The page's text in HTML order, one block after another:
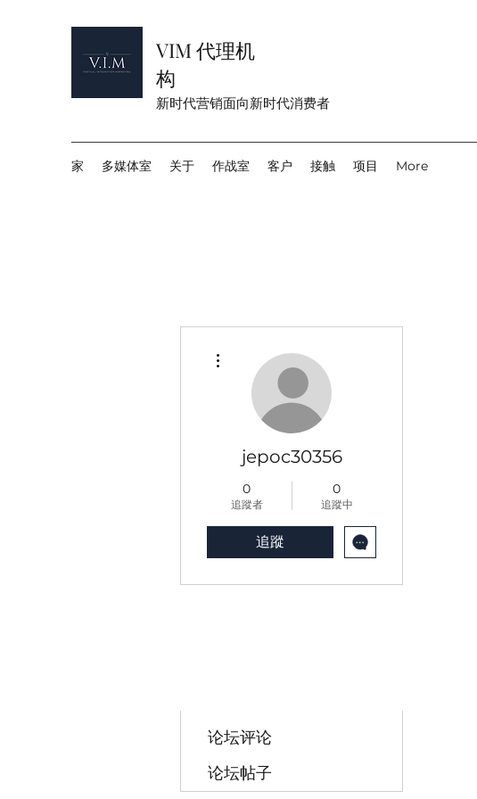
VIM 代理机
构
新时代营销面向新时代消费者
家 多媒体室 关于 作战室 客户 接触 项目 More
jepoc30356
0
追蹤者
0
追蹤中
追蹤
论坛评论
论坛帖子